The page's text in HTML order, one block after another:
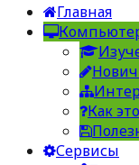
Главная
Как
Сервисы